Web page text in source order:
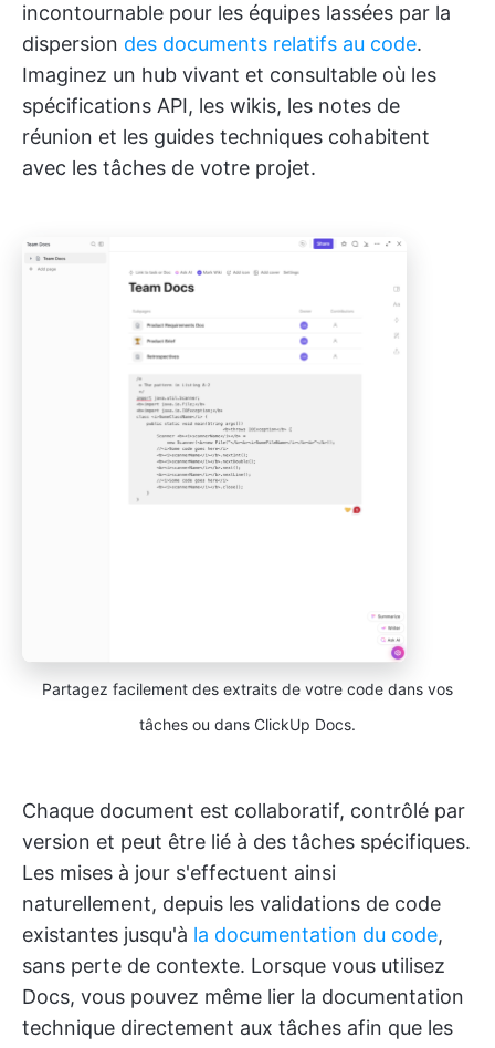
incontournable pour les équipes lassées par la
dispersion des documents relatifs au code.
Imaginez un hub vivant et consultable où les
spécifications API, les wikis, les notes de
réunion et les guides techniques cohabitent
avec les tâches de votre projet.
Partagez facilement des extraits de votre code dans vos
tâches ou dans ClickUp Docs.
Chaque document est collaboratif, contrôlé par
version et peut être lié à des tâches spécifiques.
Les mises à jour s'effectuent ainsi
naturellement, depuis les validations de code
existantes jusqu'à la documentation du code,
sans perte de contexte. Lorsque vous utilisez
Docs, vous pouvez même lier la documentation
technique directement aux tâches afin que les